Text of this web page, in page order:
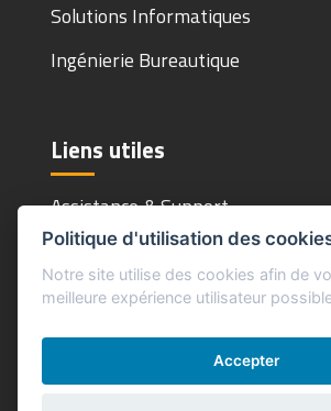
Solutions Informatiques
Ingénierie Bureautique
Liens utiles
Assistance & Support
Mentions Légales
Politique d'utilisation des
Notre site utilise des cookies afin de
meilleure expérience utilisateur
Accepter